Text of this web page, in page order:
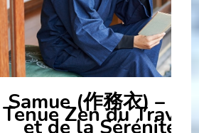
Samue (作務衣) – La
Tenue Zen du Travail
et de la Sérénité